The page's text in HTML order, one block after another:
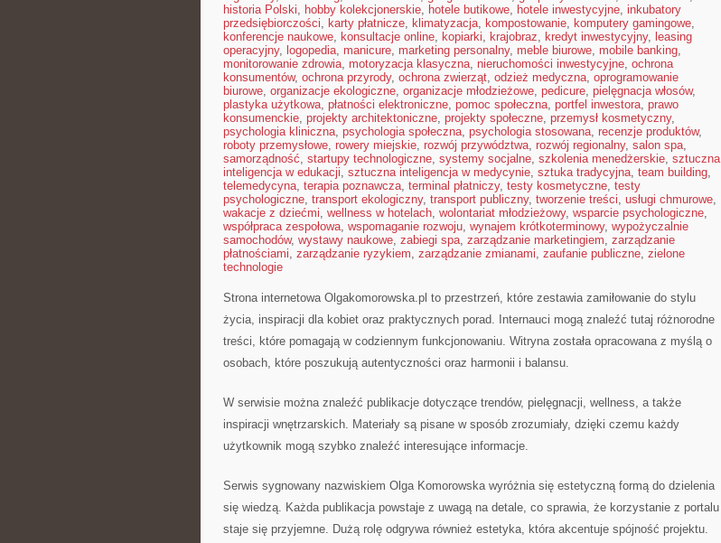
historia Polski, hobby kolekcjonerskie, hotele butikowe, hotele inwestycyjne, inkubatory
przedsiębiorczości, karty płatnicze, klimatyzacja, kompostowanie, komputery gamingowe,
konferencje naukowe, konsultacje online, kopiarki, krajobraz, kredyt inwestycyjny, leasing
operacyjny, logopedia, manicure, marketing personalny, meble biurowe, mobile banking,
monitorowanie zdrowia, motoryzacja klasyczna, nieruchomości inwestycyjne, ochrona
konsumentów, ochrona przyrody, ochrona zwierząt, odzież medyczna, oprogramowanie
biurowe, organizacje ekologiczne, organizacje młodzieżowe, pedicure, pielęgnacja włosów,
plastyka użytkowa, płatności elektroniczne, pomoc społeczna, portfel inwestora, prawo
konsumenckie, projekty architektoniczne, projekty społeczne, przemysł kosmetyczny,
psychologia kliniczna, psychologia społeczna, psychologia stosowana, recenzje produktów,
roboty przemysłowe, rowery miejskie, rozwój przywództwa, rozwój regionalny, salon spa,
samorządność, startupy technologiczne, systemy socjalne, szkolenia menedżerskie, sztuczna
inteligencja w edukacji, sztuczna inteligencja w medycynie, sztuka tradycyjna, team building,
telemedycyna, terapia poznawcza, terminal płatniczy, testy kosmetyczne, testy
psychologiczne, transport ekologiczny, transport publiczny, tworzenie treści, usługi chmurowe,
wakacje z dziećmi, wellness w hotelach, wolontariat młodzieżowy, wsparcie psychologiczne,
współpraca zespołowa, wspomaganie rozwoju, wynajem krótkoterminowy, wypożyczalnie
samochodów, wystawy naukowe, zabiegi spa, zarządzanie marketingiem, zarządzanie
płatnościami, zarządzanie ryzykiem, zarządzanie zmianami, zaufanie publiczne, zielone
technologie
Strona internetowa Olgakomorowska.pl to przestrzeń, które zestawia zamiłowanie do stylu
życia, inspiracji dla kobiet oraz praktycznych porad. Internauci mogą znaleźć tutaj różnorodne
treści, które pomagają w codziennym funkcjonowaniu. Witryna została opracowana z myślą o
osobach, które poszukują autentyczności oraz harmonii i balansu.
W serwisie można znaleźć publikacje dotyczące trendów, pielęgnacji, wellness, a także
inspiracji wnętrzarskich. Materiały są pisane w sposób zrozumiały, dzięki czemu każdy
użytkownik mogą szybko znaleźć interesujące informacje.
Serwis sygnowany nazwiskiem Olga Komorowska wyróżnia się estetyczną formą do dzielenia
się wiedzą. Każda publikacja powstaje z uwagą na detale, co sprawia, że korzystanie z portalu
staje się przyjemne. Dużą rolę odgrywa również estetyka, która akcentuje spójność projektu.